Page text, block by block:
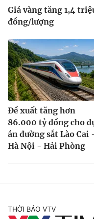
Giá vàng tăng 1,4
đồng/lượng
Đề xuất tăng hơn
86.000 tỷ đồng cho
án đường sắt Lào Cai
Hà Nội - Hải Phòng
THỜI BÁO VTV